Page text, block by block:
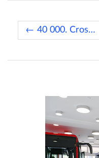
← 40 000. Crossway